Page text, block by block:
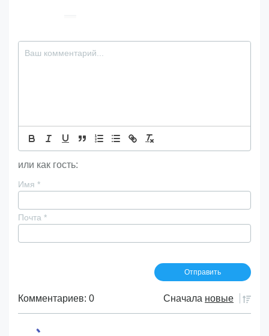
или как гость:
Имя *
Почта *
Комментариев: 0 Сначала новые